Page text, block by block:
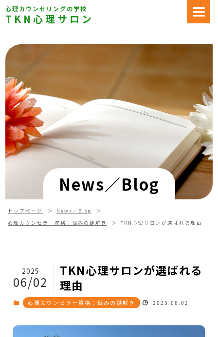
心理カウンセリングの学校
TKN心理サロン
News／Blog
トップページ
News／Blog
心理カウンセラー資格：悩みの謎解き
TKN心理サロンが選ばれる理由
TKN心理サロンが選ばれる
理由
2025
06/02
心理カウンセラー資格：悩みの謎解き 2025.06.02